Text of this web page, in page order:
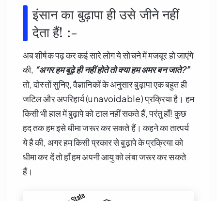
इंसान का बुढ़ापा ही उसे जीने नहीं
देता हैं! :-
अब शीर्षक पढ़ कर कई सारे लोग ये सोचने में मजबूर हो जाएंगे
की, “अगर हम बूढ़े ही नहीं होते तो क्या हम अमर बन जाते?”
तो, दोस्तों सुनिए, वैज्ञानिकों के अनुसार बुढ़ापा एक बहुत ही
जटिल और अपरिहार्य (unavoidable) प्रक्रिया है। हम
किसी भी हाल में बुढ़ापे को टाल नहीं सकते हैं, परंतु हाँ! कुछ
हद तक हम इसे धीमा जरूर कर सकते हैं। कहने का तात्पर्य
ये है की, अगर हम किसी प्रकार से बुढ़ापे के प्रक्रिया को
धीमा कर दें तो हाँ हम अपनी आयु को लंबा जरूर कर सकते
हैं।